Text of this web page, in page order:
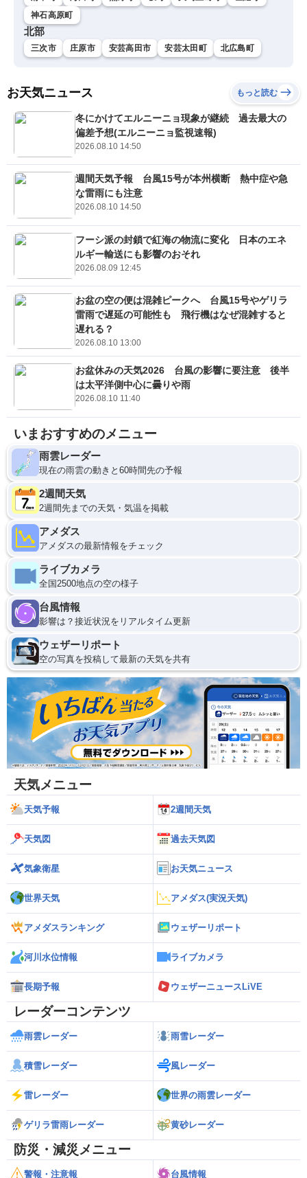
神石高原町
北部
三次市 庄原市 安芸高田市 安芸太田町 北広島町
お天気ニュース もっと読む
冬にかけてエルニーニョ現象が継続 過去最大の
偏差予想(エルニーニョ監視速報)
2026.08.10 14:50
週間天気予報 台風15号が本州横断 熱中症や急
な雷雨にも注意
2026.08.10 14:50
フーシ派の封鎖で紅海の物流に変化 日本のエネ
ルギー輸送にも影響のおそれ
2026.08.09 12:45
お盆の空の便は混雑ピークへ 台風15号やゲリラ
雷雨で遅延の可能性も 飛行機はなぜ混雑すると
遅れる？
2026.08.10 13:00
お盆休みの天気2026 台風の影響に要注意 後半
は太平洋側中心に曇りや雨
2026.08.10 11:40
いまおすすめのメニュー
雨雲レーダー
現在の雨雲の動きと60時間先の予報
2週間天気
2週間先までの天気・気温を掲載
アメダス
アメダスの最新情報をチェック
ライブカメラ
全国2500地点の空の様子
台風情報
影響は？接近状況をリアルタイム更新
ウェザーリポート
空の写真を投稿して最新の天気を共有
天気メニュー
天気予報 2週間天気
天気図 過去天気図
気象衛星 お天気ニュース
世界天気 アメダス(実況天気)
アメダスランキング ウェザーリポート
河川水位情報 ライブカメラ
長期予報 ウェザーニュースLiVE
レーダーコンテンツ
雨雲レーダー 雨雪レーダー
積雪レーダー 風レーダー
雷レーダー 世界の雨雲レーダー
ゲリラ雷雨レーダー 黄砂レーダー
防災・減災メニュー
警報・注意報 台風情報